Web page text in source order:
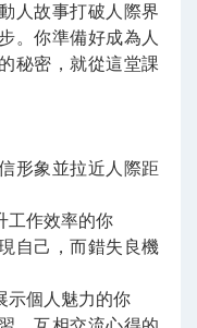
人故事打破人際界
。你準備好成為人
秘密，就從這堂課
形象並拉近人際距
工作效率的你
自己，而錯失良機
示個人魅力的你